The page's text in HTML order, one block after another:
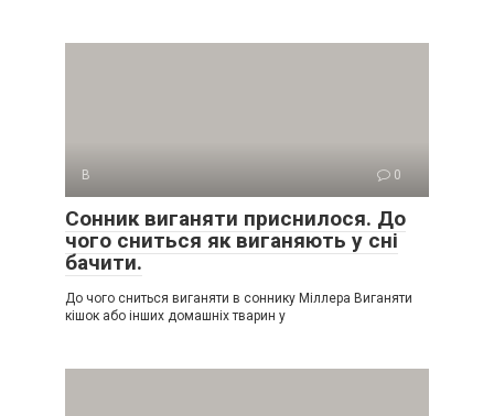
В 0
Сонник виганяти приснилося. До
чого сниться як виганяють у сні
бачити.
До чого сниться виганяти в соннику Міллера Виганяти
кішок або інших домашніх тварин у